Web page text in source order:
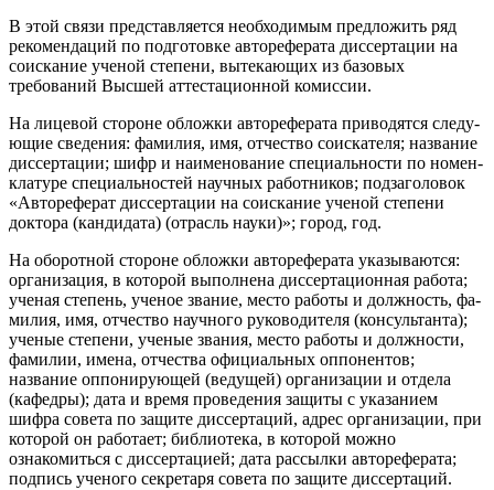
В этой связи представляется необходимым предложить ряд
рекомендаций по подготовке автореферата диссертации на
соис­кание ученой степени, вытекающих из базовых
требований Выс­шей аттестационной комиссии.
На лицевой стороне обложки автореферата приводятся следу­
ющие сведения: фамилия, имя, отчество соискателя; название
диссертации; шифр и наименование специальности по номен­
клатуре специальностей научных работников; подзаголовок
«Ав­тореферат диссертации на соискание ученой степени
доктора (кандидата) (отрасль науки)»; город, год.
На оборотной стороне обложки автореферата указываются:
организация, в которой выполнена диссертационная работа;
ученая степень, ученое звание, место работы и должность, фа­
милия, имя, отчество научного руководителя (консультанта);
ученые степени, ученые звания, место работы и должности,
фа­милии, имена, отчества официальных оппонентов;
название оп­понирующей (ведущей) организации и отдела
(кафедры); дата и время проведения защиты с указанием
шифра совета по защите диссертаций, адрес организации, при
которой он работает; биб­лиотека, в которой можно
ознакомиться с диссертацией; дата рассылки автореферата;
подпись ученого секретаря совета по за­щите диссертаций.